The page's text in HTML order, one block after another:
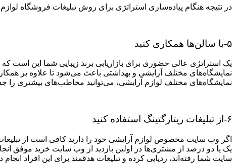
در نتیجه هنگام پیاده‌سازی استراتژی برای روش تبلیغات فروشگاه
۵-با سالن‌ها همکاری کنید
یک استراتژی عالی حضوری برای بازاریابی برند زیبایی شما این است
نمایشگاه‌های مختلف آرایشی و بهداشتی باعث می‌شود تا علاوه بر
نمایشگاه‌های مختلف لوازم آرایشی، می‌توانید مخاطب‌های بیشتری را
۶-از تبلیغات ریتارگتینگ استفاده کنید
اگر وب سایت مخصوص لوازم آرایشی خود را دارید کافی است از
یک یا دو درصد از مشتری‌ها در اولین بازدید از وب سایت خرید موفق
سایت شما رفته‌اند، ردیابی کرده و تبلیغات هدفمند برای این افراد انجام